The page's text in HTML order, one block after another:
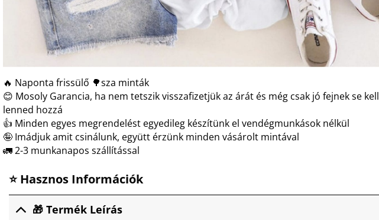
🔥 Naponta frissülő 🌳sza minták
😊 Mosoly Garancia, ha nem tetszik visszafizetjük az árát és még csak jó fejnek se kell
lenned hozzá
👍 Minden egyes megrendelést egyedileg készítünk el vendégmunkások nélkül
🤪 Imádjuk amit csinálunk, együtt érzünk minden vásárolt mintával
🚛 2-3 munkanapos szállítással
⭐ Hasznos Információk
🎁 Termék Leírás